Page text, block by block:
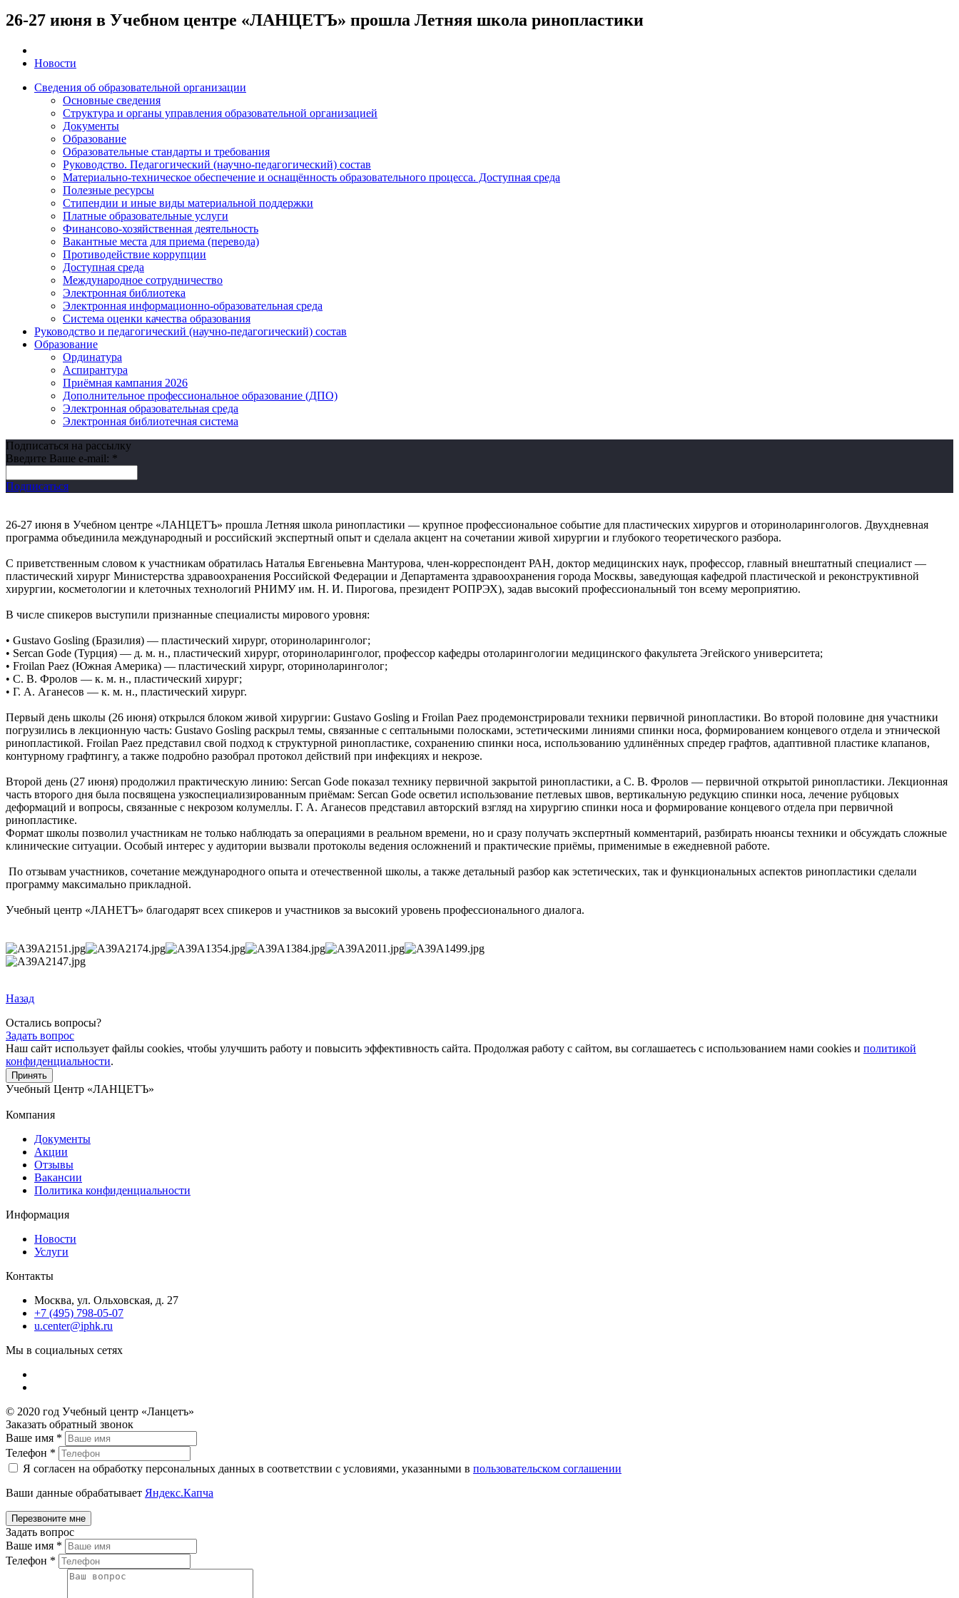
26-27 июня в Учебном центре «ЛАНЦЕТЪ» прошла Летняя школа ринопластики
Новости
Сведения об образовательной организации
Основные сведения
Структура и органы управления образовательной организацией
Документы
Образование
Образовательные стандарты и требования
Руководство. Педагогический (научно-педагогический) состав
Материально-техническое обеспечение и оснащённость образовательного процесса. Доступная среда
Полезные ресурсы
Стипендии и иные виды материальной поддержки
Платные образовательные услуги
Финансово-хозяйственная деятельность
Вакантные места для приема (перевода)
Противодействие коррупции
Доступная среда
Международное сотрудничество
Электронная библиотека
Электронная информационно-образовательная среда
Система оценки качества образования
Руководство и педагогический (научно-педагогический) состав
Образование
Ординатура
Аспирантура
Приёмная кампания 2026
Дополнительное профессиональное образование (ДПО)
Электронная образовательная среда
Электронная библиотечная система
Подписаться на рассылку
Введите Ваше e-mail: *
Подписаться
26-27 июня в Учебном центре «ЛАНЦЕТЪ» прошла Летняя школа ринопластики — крупное профессиональное событие для пластических хирургов и оториноларингологов. Двухдневная
программа объединила международный и российский экспертный опыт и сделала акцент на сочетании живой хирургии и глубокого теоретического разбора.
С приветственным словом к участникам обратилась Наталья Евгеньевна Мантурова, член-корреспондент РАН, доктор медицинских наук, профессор, главный внештатный специалист —
пластический хирург Министерства здравоохранения Российской Федерации и Департамента здравоохранения города Москвы, заведующая кафедрой пластической и реконструктивной
хирургии, косметологии и клеточных технологий РНИМУ им. Н. И. Пирогова, президент РОПРЭХ), задав высокий профессиональный тон всему мероприятию.
В числе спикеров выступили признанные специалисты мирового уровня:
• Gustavo Gosling (Бразилия) — пластический хирург, оториноларинголог;
• Sercan Gode (Турция) — д. м. н., пластический хирург, оториноларинголог, профессор кафедры отоларингологии медицинского факультета Эгейского университета;
• Froilan Paez (Южная Америка) — пластический хирург, оториноларинголог;
• С. В. Фролов — к. м. н., пластический хирург;
• Г. А. Аганесов — к. м. н., пластический хирург.
Первый день школы (26 июня) открылся блоком живой хирургии: Gustavo Gosling и Froilan Paez продемонстрировали техники первичной ринопластики. Во второй половине дня участники
погрузились в лекционную часть: Gustavo Gosling раскрыл темы, связанные с септальными полосками, эстетическими линиями спинки носа, формированием концевого отдела и этнической
ринопластикой. Froilan Paez представил свой подход к структурной ринопластике, сохранению спинки носа, использованию удлинённых спредер графтов, адаптивной пластике клапанов,
контурному графтингу, а также подробно разобрал протокол действий при инфекциях и некрозе.
Второй день (27 июня) продолжил практическую линию: Sercan Gode показал технику первичной закрытой ринопластики, а С. В. Фролов — первичной открытой ринопластики. Лекционная
часть второго дня была посвящена узкоспециализированным приёмам: Sercan Gode осветил использование петлевых швов, вертикальную редукцию спинки носа, лечение рубцовых
деформаций и вопросы, связанные с некрозом колумеллы. Г. А. Аганесов представил авторский взгляд на хирургию спинки носа и формирование концевого отдела при первичной
ринопластике.
Формат школы позволил участникам не только наблюдать за операциями в реальном времени, но и сразу получать экспертный комментарий, разбирать нюансы техники и обсуждать сложные
клинические ситуации. Особый интерес у аудитории вызвали протоколы ведения осложнений и практические приёмы, применимые в ежедневной работе.
По отзывам участников, сочетание международного опыта и отечественной школы, а также детальный разбор как эстетических, так и функциональных аспектов ринопластики сделали
программу максимально прикладной.
Учебный центр «ЛАНЕТЪ» благодарят всех спикеров и участников за высокий уровень профессионального диалога.
Назад
Остались вопросы?
Задать вопрос
Наш сайт использует файлы cookies, чтобы улучшить работу и повысить эффективность сайта. Продолжая работу с сайтом, вы соглашаетесь с использованием нами cookies и политикой
конфиденциальности.
Принять
Учебный Центр «ЛАНЦЕТЪ»
Компания
Документы
Акции
Отзывы
Вакансии
Политика конфиденциальности
Информация
Новости
Услуги
Контакты
Москва, ул. Ольховская, д. 27
+7 (495) 798-05-07
u.center@iphk.ru
Мы в социальных сетях
© 2020 год Учебный центр «Ланцетъ»
Заказать обратный звонок
Ваше имя *
Телефон *
Я согласен на обработку персональных данных в соответствии с условиями, указанными в пользовательском соглашении
Ваши данные обрабатывает Яндекс.Капча
Задать вопрос
Ваше имя *
Телефон *